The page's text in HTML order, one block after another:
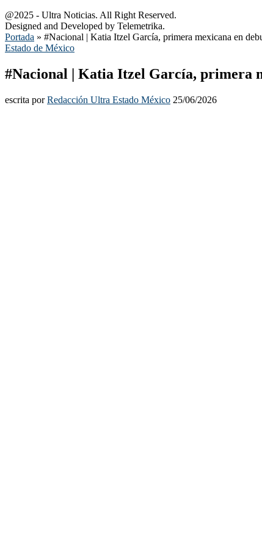
@2025 - Ultra Noticias. All Right Reserved.
Designed and Developed by Telemetrika.
Portada » #Nacional | Katia Itzel García, primera mexicana en
Estado de México
#Nacional | Katia Itzel García, primera
escrita porRedacción Ultra Estado México 25/06/2026